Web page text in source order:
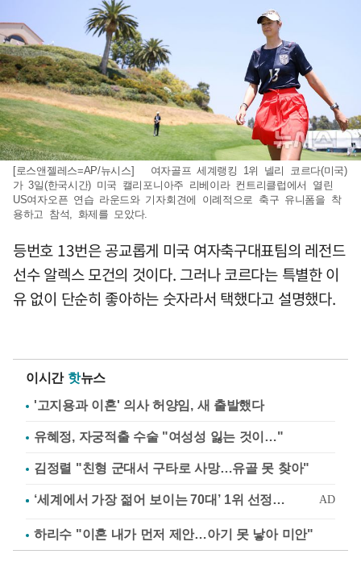
[로스앤젤레스=AP/뉴시스] 여자골프 세계랭킹 1위 넬리 코르다(미국)
가 3일(한국시간) 미국 캘리포니아주 리베이라 컨트리클럽에서 열린
US여자오픈 연습 라운드와 기자회견에 이례적으로 축구 유니폼을 착
용하고 참석, 화제를 모았다.
등번호 13번은 공교롭게 미국 여자축구대표팀의 레전드
선수 알렉스 모건의 것이다. 그러나 코르다는 특별한 이
유 없이 단순히 좋아하는 숫자라서 택했다고 설명했다.
이시간 핫뉴스
'고지용과 이혼' 의사 허양임, 새 출발했다
유혜정, 자궁적출 수술 "여성성 잃는 것이…"
김정렬 "친형 군대서 구타로 사망…유골 못 찾아"
하리수 "이혼 내가 먼저 제안…아기 못 낳아 미안"